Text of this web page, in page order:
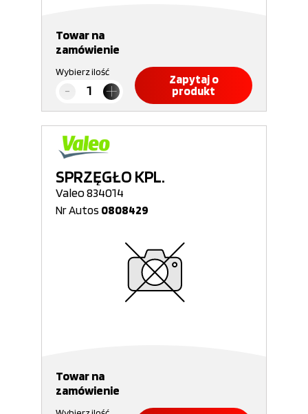
Towar na
zamówienie
Wybierz ilość
Zapytaj o
produkt
SPRZĘGŁO KPL.
Valeo 834014
Nr Autos 0808429
Towar na
zamówienie